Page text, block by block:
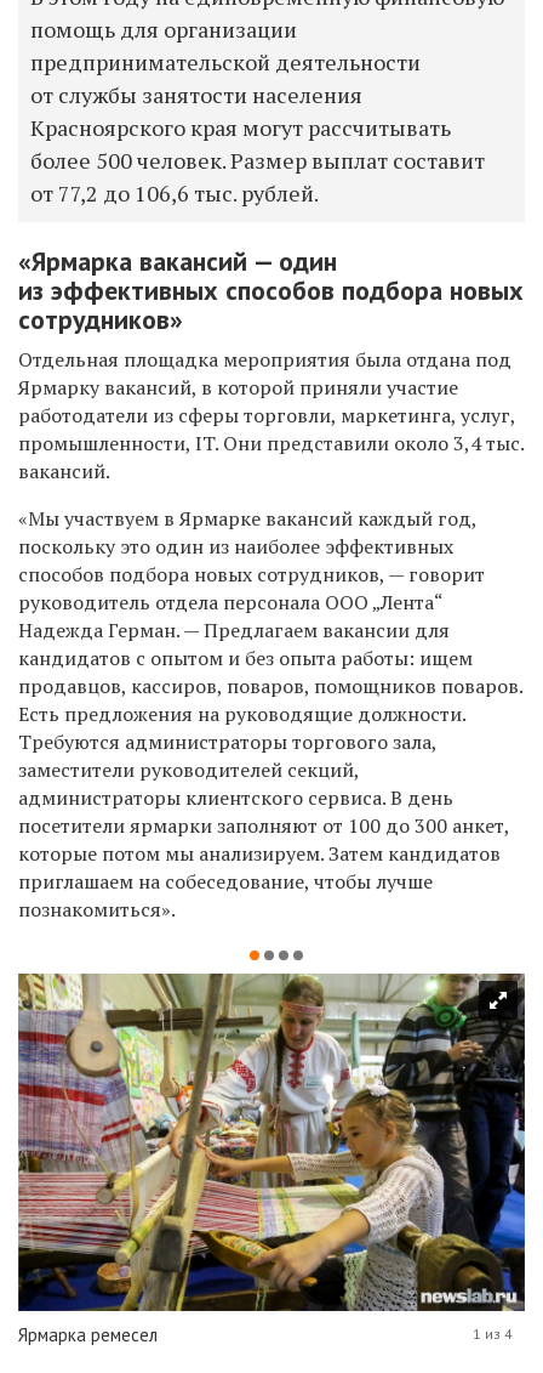
помощь для организации
предпринимательской деятельности
от службы занятости населения
Красноярского края могут рассчитывать
более 500 человек. Размер выплат составит
от 77,2 до 106,6 тыс. рублей.
«Ярмарка вакансий — один
из эффективных способов подбора новых
сотрудников»
Отдельная площадка мероприятия была отдана под
Ярмарку вакансий, в которой приняли участие
работодатели из сферы торговли, маркетинга, услуг,
промышленности, IT. Они представили около 3,4 тыс.
вакансий.
«Мы участвуем в Ярмарке вакансий каждый год,
поскольку это один из наиболее эффективных
способов подбора новых сотрудников, — говорит
руководитель отдела персонала ООО „Лента“
Надежда Герман. — Предлагаем вакансии для
кандидатов с опытом и без опыта работы: ищем
продавцов, кассиров, поваров, помощников поваров.
Есть предложения на руководящие должности.
Требуются администраторы торгового зала,
заместители руководителей секций,
администраторы клиентского сервиса. В день
посетители ярмарки заполняют от 100 до 300 анкет,
которые потом мы анализируем. Затем кандидатов
приглашаем на собеседование, чтобы лучше
познакомиться».
Ярмарка ремесел 1 из 4